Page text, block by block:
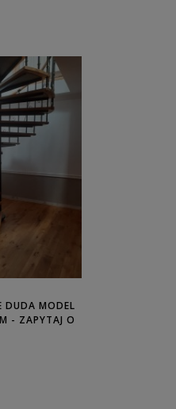
DUDA MODEL
- ZAPYTAJ O